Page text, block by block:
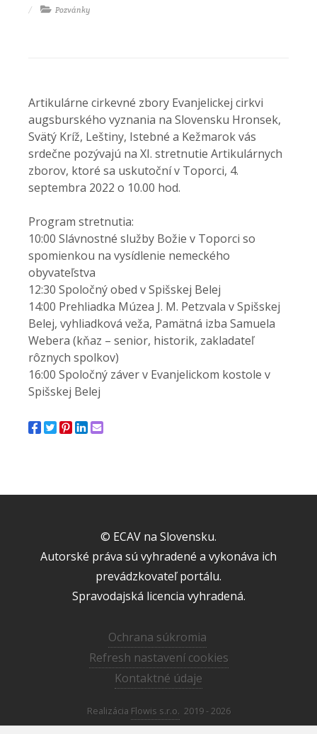
Pozvánky
Artikulárne cirkevné zbory Evanjelickej cirkvi
augsburského vyznania na Slovensku Hronsek,
Svätý Kríž, Leštiny, Istebné a Kežmarok vás
srdečne pozývajú na XI. stretnutie Artikulárnych
zborov, ktoré sa uskutoční v Toporci, 4.
septembra 2022 o 10.00 hod.
Program stretnutia:
10:00 Slávnostné služby Božie v Toporci so
spomienkou na vysídlenie nemeckého
obyvateľstva
12:30 Spoločný obed v Spišskej Belej
14:00 Prehliadka Múzea J. M. Petzvala v Spišskej
Belej, vyhliadková veža, Pamätná izba Samuela
Webera (kňaz – senior, historik, zakladateľ
rôznych spolkov)
16:00 Spoločný záver v Evanjelickom kostole v
Spišskej Belej
© ECAV na Slovensku.
Autorské práva sú vyhradené a vykonáva ich
prevádzkovateľ portálu.
Spravodajská licencia vyhradená.
Ochrana súkromia
Refresh nastavení cookies
Kontaktné údaje
Realizácia Flowis s.r.o. 2019 - 2026